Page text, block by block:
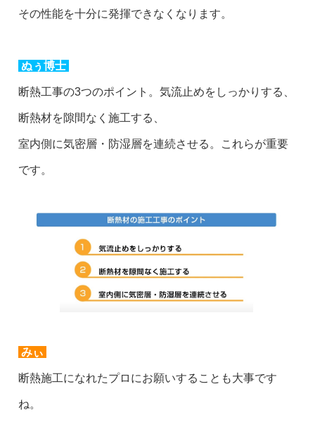
その性能を十分に発揮できなくなります。
ぬぅ博士
断熱工事の3つのポイント。気流止めをしっかりする、
断熱材を隙間なく施工する、
室内側に気密層・防湿層を連続させる。これらが重要
です。
みぃ
断熱施工になれたプロにお願いすることも大事です
ね。